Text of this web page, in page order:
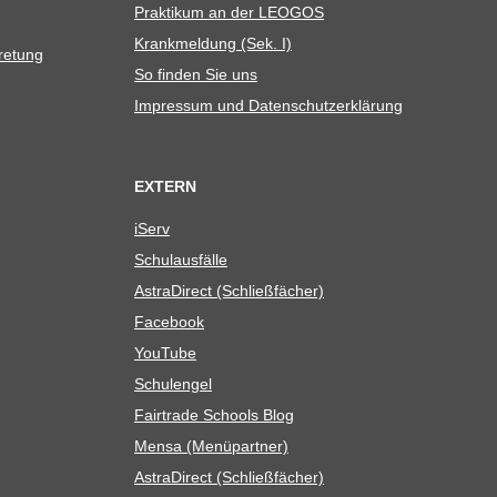
Prak­ti­kum an der LEOGOS
Krank­mel­dung (Sek. I)
So fin­den Sie uns
Impres­sum und Datenschutzerklärung
EXTERN
iServ
Schul­aus­fälle
Astra­Di­rect (Schließ­fä­cher)
Face­book
You­Tube
Schul­en­gel
Fair­trade Schools Blog
Mensa (Menü­part­ner)
Astra­Di­rect (Schließ­fä­cher)